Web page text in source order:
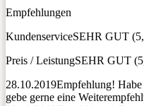
Empfehlungen
KundenserviceSEHR GUT
Preis / LeistungSEHR GUT
28.10.2019Empfehlung! Habe
gebe gerne eine